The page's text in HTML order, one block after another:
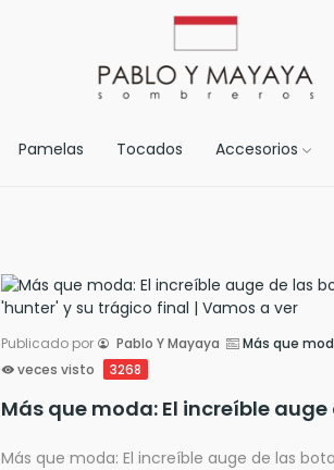
Pamelas Tocados Accesorios
Publicado por Pablo Y Mayaya
Más que
veces visto
3268
Más que moda: El increíble auge de las